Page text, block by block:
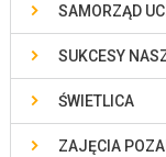
SAMORZĄD
SUKCESY
ŚWIETLICA
ZAJĘCIA